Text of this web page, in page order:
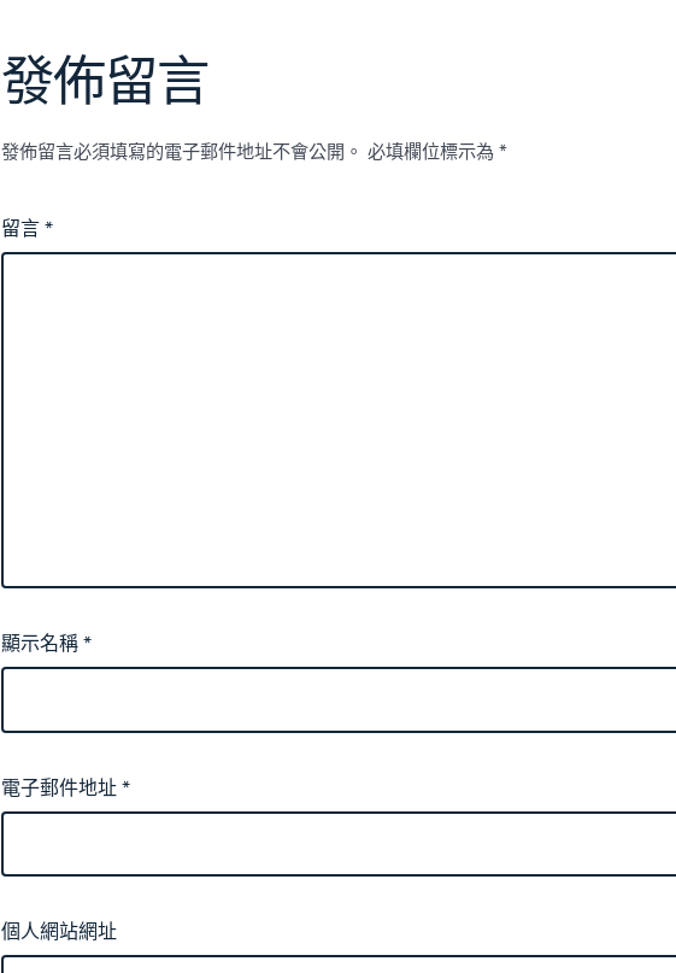
發佈留言
發佈留言必須填寫的電子郵件地址不會公開。 必填欄位標示為 *
留言*
顯示名稱*
電子郵件地址*
個人網站網址